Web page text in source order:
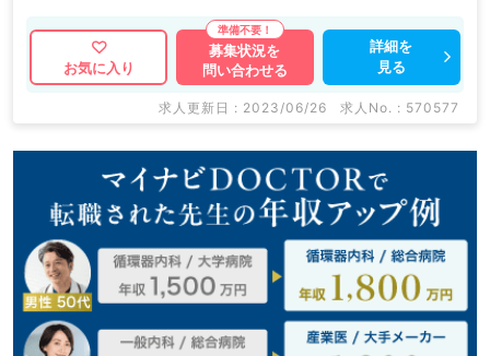
もちろんのこと、 掲載情報以外にも産業医等の企業系
求人も多数扱っています。 求人内容の詳細等はお気軽
にお問合せ下さい。
お気に入り
募集状況を
問い合わせる
詳細を
見る
求人更新日 : 2023/06/26 求人No. : 570577